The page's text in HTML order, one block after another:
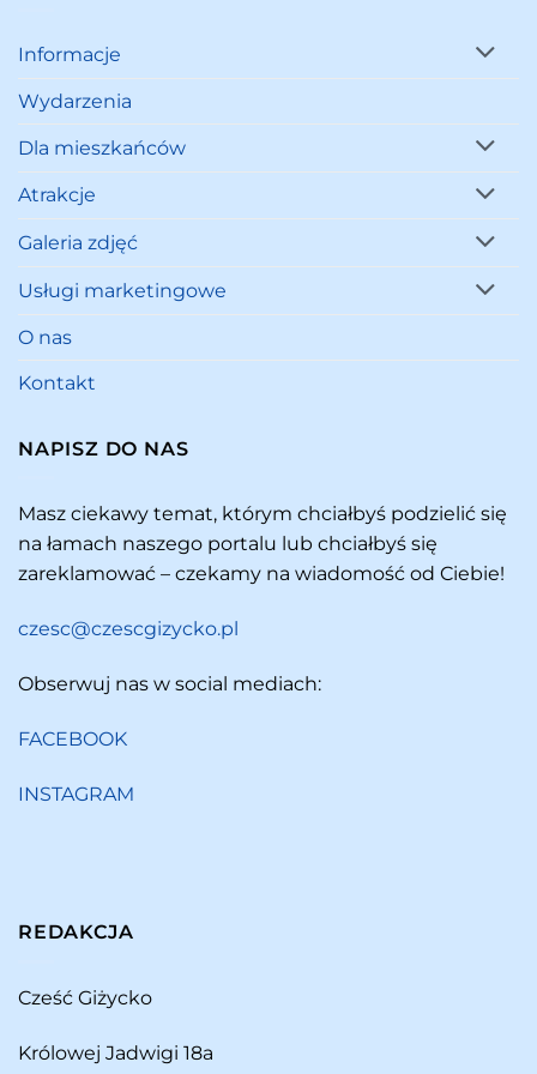
Informacje
Wydarzenia
Dla mieszkańców
Atrakcje
Galeria zdjęć
Usługi marketingowe
O nas
Kontakt
NAPISZ DO NAS
Masz ciekawy temat, którym chciałbyś podzielić się
na łamach naszego portalu lub chciałbyś się
zareklamować – czekamy na wiadomość od Ciebie!
czesc@czescgizycko.pl
Obserwuj nas w social mediach:
FACEBOOK
INSTAGRAM
REDAKCJA
Cześć Giżycko
Królowej Jadwigi 18a